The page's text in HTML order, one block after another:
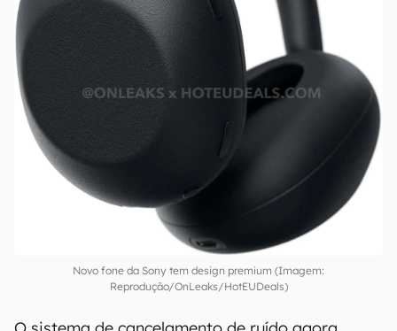
Novo fone da Sony tem design premium (Imagem:
Reprodução/OnLeaks/HotEUDeals)